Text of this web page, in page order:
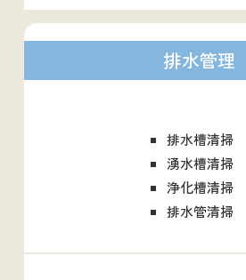
排水管理
排水槽清掃
湧水槽清掃
浄化槽清掃
排水管清掃